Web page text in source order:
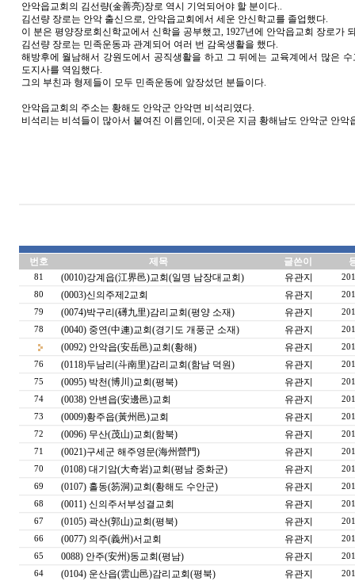
안악읍교회의 김선량(金善亮)장로 역시 기억되어야 할 분이다..
김선량 장로는 안악 출신으로, 안악읍교회에서 세운 안신학교를 졸업했다.
이 분은 평양장로회신학교에서 신학을 공부했고, 1927년에 안악읍교회 장로가
김선량 장로는 민족운동과 관계되어 여러 번 감옥생활을 했다.
해방후에 월남해서 강원도에서 공직생활을 하고 그 뒤에는 교육계에서 많은
도지사를 역임했다.
그의 부친과 형제들이 모두 민족운동에 앞장섰던 분들이다.
안악읍교회의 주소는 황해도 안악군 안악면 비석리였다.
비석리는 비석들이 많아서 붙여진 이름인데, 이곳은 지금 황해남도 안악군 안악
번호 제목 글쓴이
81 (0010)강계읍(江界邑)교회(일명 남장대교회) 유관지
80
(0003)신의주제2교회 유관지
79
(0074)박구리(礡九里)감리교회(평양 소재) 유관지
78
(0040) 중연(中連)교회(경기도 개풍군 소재) 유관지
(0092) 안악읍(安岳邑)교회(황해) 유관지
76
(0118)두남리(斗南里)감리교회(함남 덕원) 유관지
75
(0095) 박천(博川)교회(평북) 유관지
74
(0038) 안변읍(安邊邑)교회 유관지
73
(0009)황주읍(黃州邑)교회 유관지
72
(0096) 무산(茂山)교회(함북) 유관지
71
(0021)구세군 해주영문(海州營門) 유관지
70
(0108) 대기암(大奇岩)교회(평남 중화군) 유관지
69
(0107) 홀동(笏洞)교회(황해도 수안군) 유관지
68
(0011) 신의주서부성결교회 유관지
67
(0105) 곽산(郭山)교회(평북) 유관지
66
(0077) 의주(義州)서교회 유관지
65
0088) 안주(安州)동교회(평남) 유관지
64
(0104) 운산읍(雲山邑)감리교회(평북) 유관지